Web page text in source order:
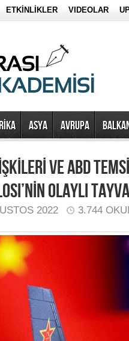
ETKİNLİKLER VIDEOLAR
ASYA AVRUPA
VE ABD
OLAYLI
2022 3.744